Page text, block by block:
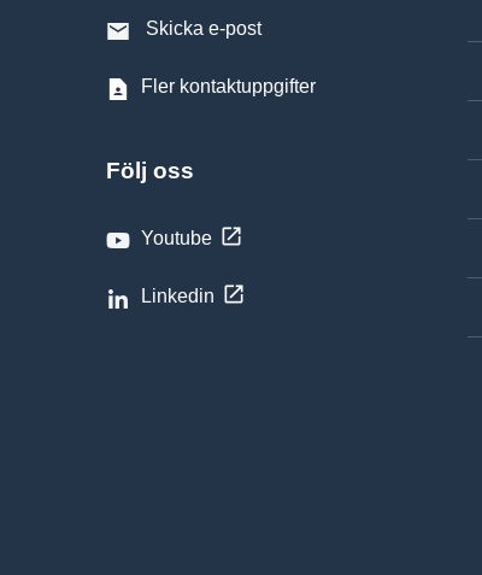
Skicka e-post
Fler kontaktuppgifter
Följ oss
Youtube
Linkedin